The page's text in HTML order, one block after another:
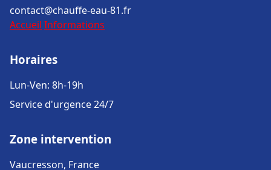
contact@chauffe-eau-81.fr
Accueil Informations
Horaires
Lun-Ven: 8h-19h
Service d'urgence 24/7
Zone intervention
Vaucresson, France